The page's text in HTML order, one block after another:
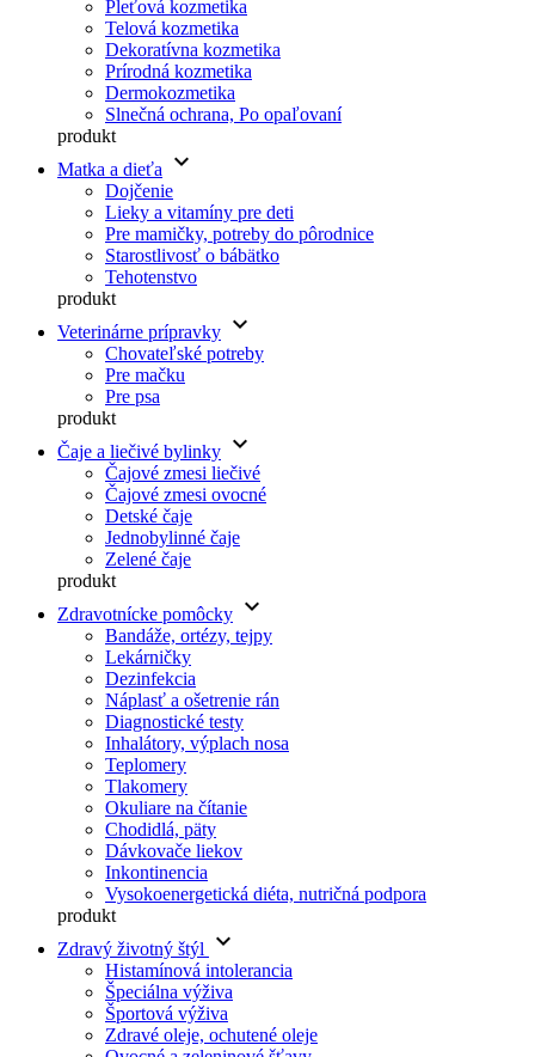
Pleťová kozmetika
Telová kozmetika
Dekoratívna kozmetika
Prírodná kozmetika
Dermokozmetika
Slnečná ochrana, Po opaľovaní
produkt
Matka a dieťa
keyboard_arrow_down
Dojčenie
Lieky a vitamíny pre deti
Pre mamičky, potreby do pôrodnice
Starostlivosť o bábätko
Tehotenstvo
produkt
Veterinárne prípravky keyboard_arrow_down
Chovateľské potreby
Pre mačku
Pre psa
produkt
Čaje a liečivé bylinky keyboard_arrow_down
Čajové zmesi liečivé
Čajové zmesi ovocné
Detské čaje
Jednobylinné čaje
Zelené čaje
produkt
Zdravotnícke pomôcky keyboard_arrow_down
Bandáže, ortézy, tejpy
Lekárničky
Dezinfekcia
Náplasť a ošetrenie rán
Diagnostické testy
Inhalátory, výplach nosa
Teplomery
Tlakomery
Okuliare na čítanie
Chodidlá, päty
Dávkovače liekov
Inkontinencia
Vysokoenergetická diéta, nutričná podpora
produkt
Zdravý životný štýl
keyboard_arrow_down
Histamínová intolerancia
Špeciálna výživa
Športová výživa
Zdravé oleje, ochutené oleje